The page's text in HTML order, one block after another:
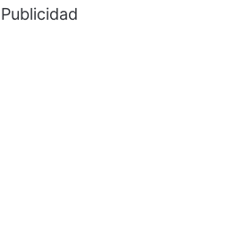
Publicidad